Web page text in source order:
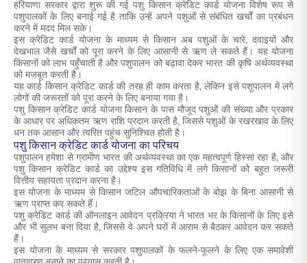
हरियाणा सरकार द्वारा शुरू की गई पशु किसान क्रेडिट कार्ड योजना विशेष रूप से
पशुपालकों के लिए बनाई गई है ताकि उन्हें अपने पशुओं से संबंधित खर्चों का प्रबंधन
करने में मदद मिल सके।
इस क्रेडिट कार्ड योजना के माध्यम से किसान अब पशुओं के चारे, दवाइयों और
देखभाल जैसे खर्चों को पूरा करने के लिए आसानी से ऋण ले सकते हैं। यह योजना
किसानों को लाभ पहुँचाती है और पशुपालन को बढ़ावा देकर भारत की कृषि अर्थव्यवस्था
को मजबूत करती है।
यह कार्ड किसान क्रेडिट कार्ड की तरह ही काम करता है, लेकिन इसे पशुपालन में लगे
लोगों की जरूरतों को पूरा करने के लिए बनाया गया है।
पशु किसान क्रेडिट कार्ड योजना किसान के पास मौजूद पशुओं की संख्या और प्रकार
के आधार पर अधिकतम ऋण राशि प्रदान करती है, जिससे पशुओं के रखरखाव के लिए
धन तक आसान और त्वरित पहुंच सुनिश्चित होती है।
पशु किसान क्रेडिट कार्ड योजना का परिचय
पशुपालन हमेशा से ग्रामीण भारत की अर्थव्यवस्था का एक महत्वपूर्ण हिस्सा रहा है, और
पशु किसान क्रेडिट कार्ड का उद्देश्य इस गतिविधि में लगे किसानों को बहुत जरूरी
वित्तीय सहायता प्रदान करना है।
इस योजना के माध्यम से किसान जटिल औपचारिकताओं के बोझ के बिना आसानी से
ऋण प्राप्त कर सकते हैं।
पशु क्रेडिट कार्ड की ऑनलाइन आवेदन प्रक्रिया ने भारत भर के किसानों के लिए इसे
और भी सुलभ बना दिया है, जिससे वे अपने घरों में आराम से बैठकर आवेदन कर सकते
हैं।
इस योजना के माध्यम से सरकार पशुपालकों के फलने-फूलने के लिए एक समावेशी